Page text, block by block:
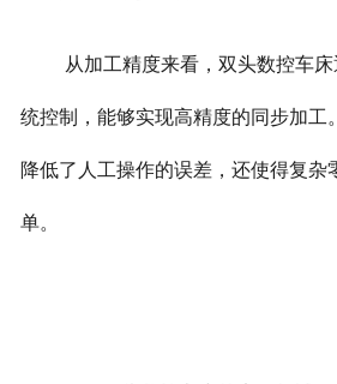
从加工精度来看，双头数控车
统控制，能够实现高精度的同步加工
降低了人工操作的误差，还使得复杂
单。